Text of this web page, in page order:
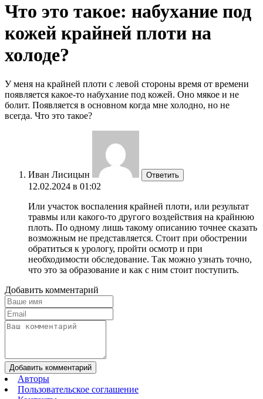
Что это такое: набухание под
кожей крайней плоти на
холоде?
У меня на крайней плоти с левой стороны время от времени
появляется какое-то набухание под кожей. Оно мякое и не
болит. Появляется в основном когда мне холодно, но не
всегда. Что это такое?
Иван Лисицын Ответить
12.02.2024 в 01:02
Или участок воспаления крайней плоти, или результат
травмы или какого-то другого воздействия на крайнюю
плоть. По одному лишь такому описанию точнее сказать
возможным не представляется. Стоит при обострении
обратиться к урологу, пройти осмотр и при
необходимости обследование. Так можно узнать точно,
что это за образование и как с ним стоит поступить.
Добавить комментарий
Добавить комментарий
Авторы
Пользовательское соглашение